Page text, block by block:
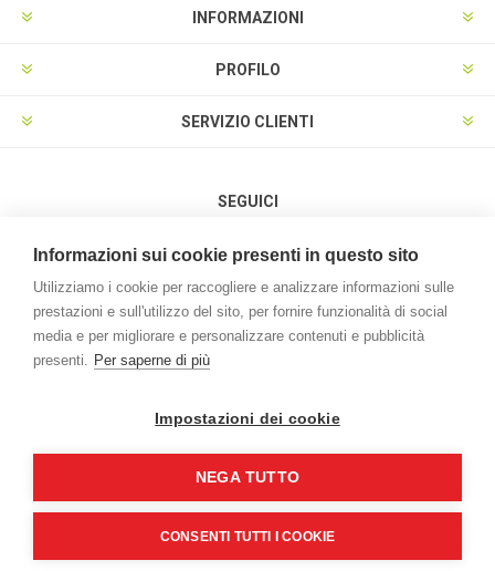
INFORMAZIONI
PROFILO
SERVIZIO CLIENTI
SEGUICI
METODI DI PAGAMENTO
Powered bynopCommerce
Credits:vulcanoteam.it
Copyright © 2026 L'Agrifoglio. Tutti i diritti riservati | P.iva e C.F.
00994970259
Informazioni sui cookie presenti in questo sito
Utilizziamo i cookie per raccogliere e analizzare informazioni sulle
prestazioni e sull'utilizzo del sito, per fornire funzionalità di social
media e per migliorare e personalizzare contenuti e pubblicità
presenti. Per saperne di più
Impostazioni dei cookie
NEGA TUTTO
CONSENTI TUTTI I COOKIE